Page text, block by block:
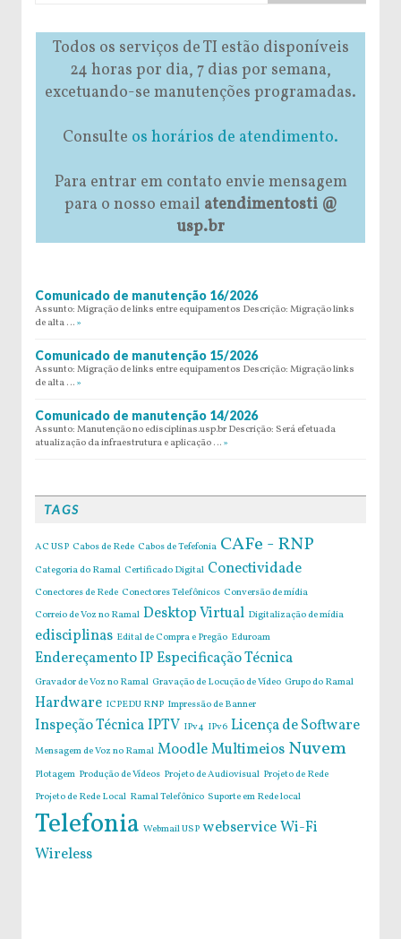
Todos os serviços de TI estão disponíveis
24 horas por dia, 7 dias por semana,
excetuando-se manutenções programadas.
Consulte os horários de atendimento.
Para entrar em contato envie mensagem
para o nosso email atendimentosti @
usp.br
Comunicado de manutenção 16/2026
Assunto: Migração de links entre equipamentos Descrição: Migração links
de alta … »
Comunicado de manutenção 15/2026
Assunto: Migração de links entre equipamentos Descrição: Migração links
de alta … »
Comunicado de manutenção 14/2026
Assunto: Manutenção no edisciplinas.usp.br Descrição: Será efetuada
atualização da infraestrutura e aplicação … »
TAGS
AC USP Cabos de Rede Cabos de Tefefonia CAFe - RNP
Categoria do Ramal Certificado Digital Conectividade
Conectores de Rede Conectores Telefônicos Conversão de mídia
Correio de Voz no Ramal Desktop Virtual Digitalização de mídia
edisciplinas Edital de Compra e Pregão Eduroam
Endereçamento IPEspecificação Técnica
Gravador de Voz no Ramal Gravação de Locução de Vídeo Grupo do Ramal
Hardware ICPEDU RNP Impressão de Banner
Inspeção TécnicaIPTV IPv4 IPv6 Licença de Software
Mensagem de Voz no Ramal MoodleMultimeios Nuvem
Plotagem Produção de Vídeos Projeto de Audiovisual Projeto de Rede
Projeto de Rede Local Ramal Telefônico Suporte em Rede local
Telefonia Webmail USP webserviceWi-Fi
Wireless